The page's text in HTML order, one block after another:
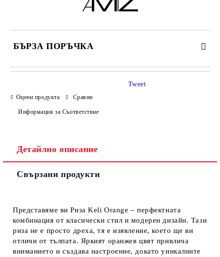
БЪРЗА ПОРЪЧКА
САМО ПОПЪЛНЕТЕ 2 ПОЛЕТА
Оцени продукта Сравни
Информация за Съответствие
Tweet
Детайлно описание
Свързани продукти
Представяме виРиза Keli Orange – перфектната
комбинация от класически стил и модерен дизайн. Тази
риза не е просто дреха, тя е изявление, което ще ви
отличи от тълпата. Яркият оранжев цвят привлича
вниманието и създава настроение, докато уникалните